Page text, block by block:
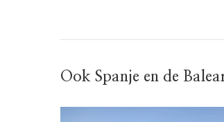
Ook Spanje en de